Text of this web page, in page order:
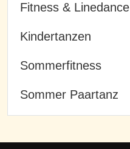
Fitness & Linedance
Kindertanzen
Sommerfitness
Sommer Paartanz